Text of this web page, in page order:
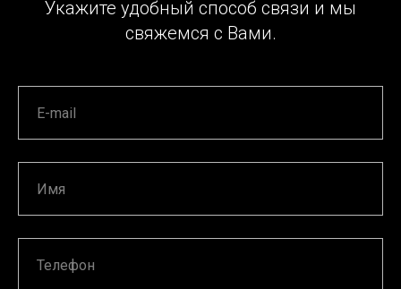
Укажите удобный способ связи и мы
свяжемся с Вами.